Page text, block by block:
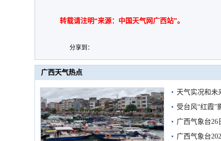
转载请注明“来源：中国天气网广西站”。
分享到：
广西天气热点
天气实况和未
受台风“红霞”
有较强降雨
广西气象台26
广西气象台